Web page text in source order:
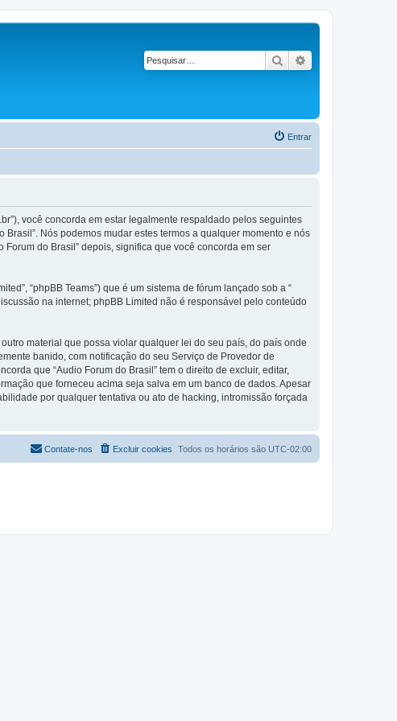
Pesquisar
Entrar
você concorda em estar legalmente respaldado pelos seguintes
Nós podemos mudar estes termos a qualquer momento e nós
do Brasil” depois, significa que você concorda em ser
“phpBB Teams”) que é um sistema de fórum lançado sob a “
na internet; phpBB Limited não é responsável pelo conteúdo
material que possa violar qualquer lei do seu país, do país onde
banido, com notificação do seu Serviço de Provedor de
que “Audio Forum do Brasil” tem o direito de excluir, editar,
que forneceu acima seja salva em um banco de dados. Apesar
por qualquer tentativa ou ato de hacking, intromissão forçada
Todos os horários são UTC-02:00
Excluir cookies
Contate-nos